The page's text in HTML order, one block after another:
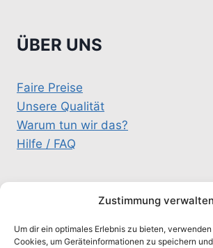
Zustimmung verwalten
Um dir ein optimales Erlebnis zu bieten,
Cookies, um Geräteinformationen zu speichern
ÜBER UNS
Faire Preise
Unsere Qualität
Warum tun wir das?
Hilfe / FAQ
KONTAKT
schluesselteam@gmx.de